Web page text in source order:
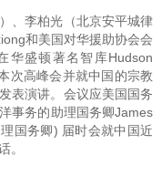
、李柏光（北京安平城律
和美国对华援助协会会
华盛顿著名智库Hudson
次高峰会并就中国的宗教
表演讲。会议应美国国务
事务的助理国务卿James
国务卿) 届时会就中国近
。